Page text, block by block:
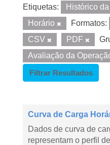
Etiquetas: Histórico
Horário
Formatos:
CSV
PDF
Avaliação da
Filtrar Resultados
Curva de Carga
Dados de curva de
representam o perfil